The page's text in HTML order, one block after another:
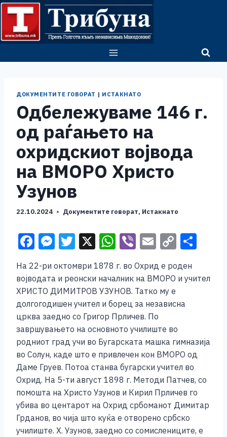
Skip
content
ДОКУМЕНТИТЕ ГОВОРАТ | ИСТАКНАТО
Одбележуваме 146 г.
од раѓањето на
охридскиот војвода
на ВМОРО Христо
Узунов
22.10.2024 Документите говорат, Истакнато
F
a
c
e
b
o
o
k
M
ss
e
n
g
er
T
tt
er
X W
at
s
A
p
p
Vi
b
er
E
ai
l
C
p
Li
n
k
ar
На 22-ри октомври 1878 г. во Охрид е роден
војводата и реонски началник на ВМОРО и учител
ХРИСТО ДИМИТРОВ УЗУНОВ. Татко му е
долгогодишен учител и борец за независна
црква заедно со Григор Прличев. По
завршувањето на основното училиште во
родниот град учи во Бугарската машка гимназија
во Солун, каде што е привлечен кон ВМОРО од
Даме Груев. Потоа станва бугарски учител во
Охрид. На 5-ти август 1898 г. Методи Патчев, со
помошта на Христо Узунов и Кирил Прличев го
убива во центарот на Охрид србоманот Димитар
Грданов, во чија што куќа е отворено србско
училиште. Х. Узунов, заедно со сомислениците, е